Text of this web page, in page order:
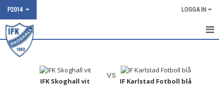
P2014 LOGGA IN
HEM
IFK Skoghall vit
vs
IF Karlstad Fotboll blå